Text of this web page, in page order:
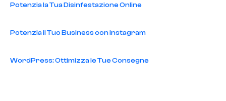
Potenzia la Tua Disinfestazione Online
Potenzia il Tuo Business con Instagram
WordPress: Ottimizza le Tue Consegne